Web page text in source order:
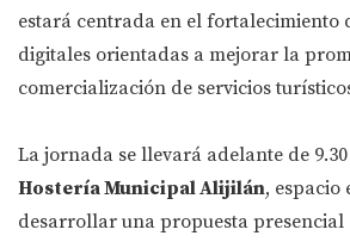
estará centrada en el fortalecimiento
digitales orientadas a mejorar la
comercialización de servicios
La jornada se llevará adelante de
Hostería Municipal Alijilán, espacio
desarrollar una propuesta presencial